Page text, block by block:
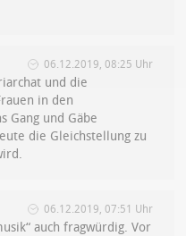
06.12.2019, 08:25 Uhr
und die
in den
Gang und Gäbe
die Gleichstellung zu
06.12.2019, 07:51 Uhr
auch fragwürdig. Vor